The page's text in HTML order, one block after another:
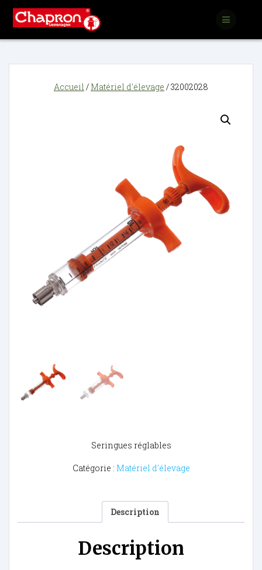
Accueil / Matériel d'élevage / 32002028
Seringues réglables
Catégorie : Matériel d'élevage
Description
Description